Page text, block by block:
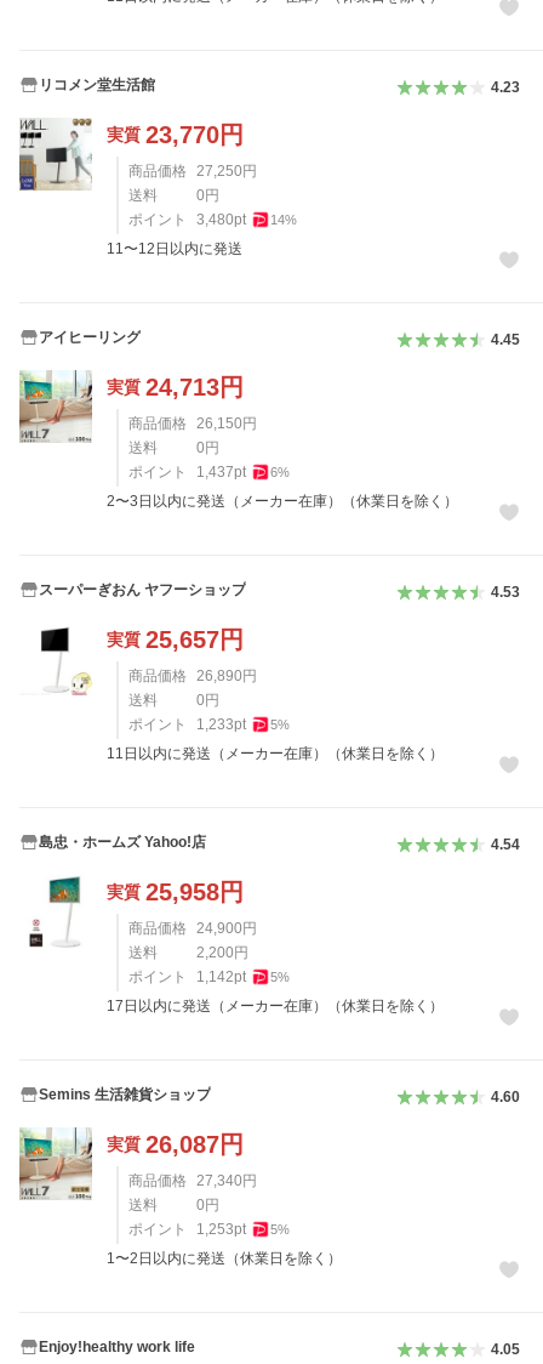
リコメン堂生活館 4.23
実質 23,770円
商品価格 27,250 円
送料
0 円
ポイント
3,480pt 14%
11〜12日以内に発送
アイヒーリング 4.45
実質 24,713円
商品価格 26,150 円
送料
0 円
ポイント
1,437pt 6%
2〜3日以内に発送（メーカー在庫）（休業日を除く）
スーパーぎおん ヤフーショップ 4.53
実質 25,657円
商品価格 26,890 円
送料
0 円
ポイント
1,233pt 5%
11日以内に発送（メーカー在庫）（休業日を除く）
島忠・ホームズ Yahoo!店 4.54
実質 25,958円
商品価格 24,900 円
送料
2,200 円
ポイント
1,142pt 5%
17日以内に発送（メーカー在庫）（休業日を除く）
Semins 生活雑貨ショップ 4.60
実質 26,087円
商品価格 27,340 円
送料
0 円
ポイント
1,253pt 5%
1〜2日以内に発送（休業日を除く）
Enjoy!healthy work life 4.05